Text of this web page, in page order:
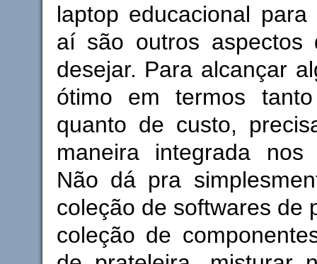
laptop educacional
aí são outros aspectos
desejar. Para alcançar
ótimo em termos
quanto de custo,
maneira integrada
Não dá pra
coleção de softwares de
coleção de